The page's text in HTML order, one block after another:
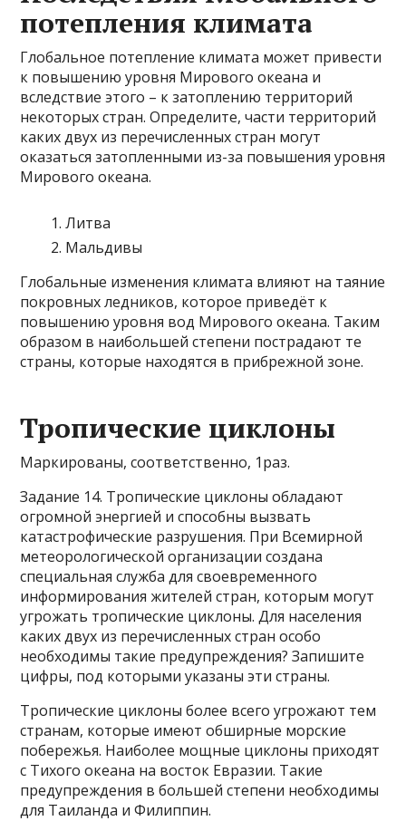
потепления климата
Глобальное потепление климата может привести
к повышению уровня Мирового океана и
вследствие этого – к затоплению территорий
некоторых стран. Определите, части территорий
каких двух из перечисленных стран могут
оказаться затопленными из-за повышения уровня
Мирового океана.
Литва
Мальдивы
Глобальные изменения климата влияют на таяние
покровных ледников, которое приведёт к
повышению уровня вод Мирового океана. Таким
образом в наибольшей степени пострадают те
страны, которые находятся в прибрежной зоне.
Тропические циклоны
Маркированы, соответственно, 1раз.
Задание 14. Тропические циклоны обладают
огромной энергией и способны вызвать
катастрофические разрушения. При Всемирной
метеорологической организации создана
специальная служба для своевременного
информирования жителей стран, которым могут
угрожать тропические циклоны. Для населения
каких двух из перечисленных стран особо
необходимы такие предупреждения? Запишите
цифры, под которыми указаны эти страны.
Тропические циклоны более всего угрожают тем
странам, которые имеют обширные морские
побережья. Наиболее мощные циклоны приходят
с Тихого океана на восток Евразии. Такие
предупреждения в большей степени необходимы
для Таиланда и Филиппин.